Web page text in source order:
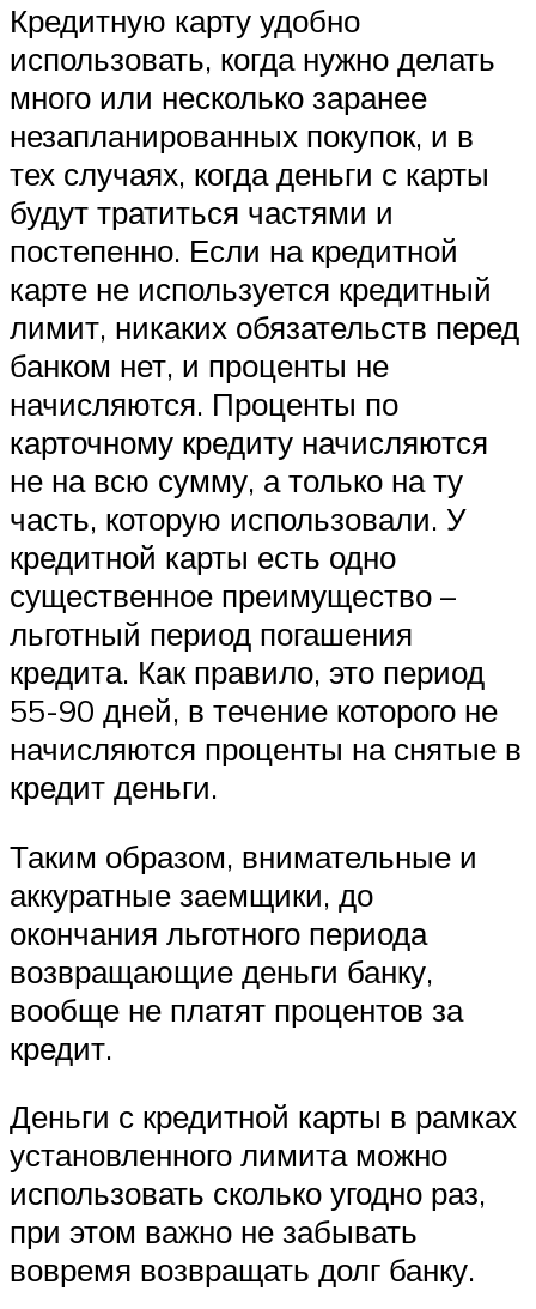
Кредитную карту удобно
использовать, когда нужно делать
много или несколько заранее
незапланированных покупок, и в
тех случаях, когда деньги с карты
будут тратиться частями и
постепенно. Если на кредитной
карте не используется кредитный
лимит, никаких обязательств перед
банком нет, и проценты не
начисляются. Проценты по
карточному кредиту начисляются
не на всю сумму, а только на ту
часть, которую использовали. У
кредитной карты есть одно
существенное преимущество –
льготный период погашения
кредита. Как правило, это период
55-90 дней, в течение которого не
начисляются проценты на снятые в
кредит деньги.
Таким образом, внимательные и
аккуратные заемщики, до
окончания льготного периода
возвращающие деньги банку,
вообще не платят процентов за
кредит.
Деньги с кредитной карты в рамках
установленного лимита можно
использовать сколько угодно раз,
при этом важно не забывать
вовремя возвращать долг банку.